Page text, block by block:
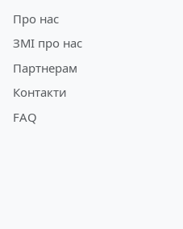
Про нас
ЗМІ про нас
Партнерам
Контакти
FAQ